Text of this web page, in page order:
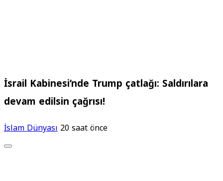
İsrail Kabinesi’nde Trump çatlağı: Saldırılara
devam edilsin çağrısı!
İslam Dünyası20 saat önce